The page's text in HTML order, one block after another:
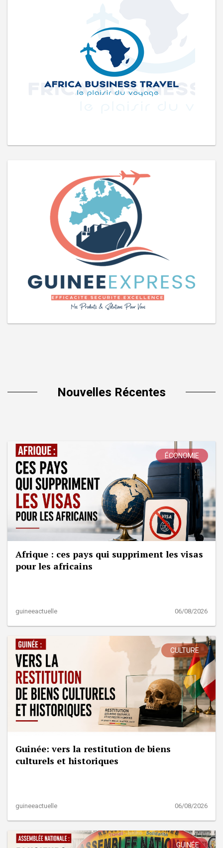
Nouvelles Récentes
ÉCONOMIE
Afrique : ces pays qui suppriment les visas
pour les africains
guineeactuelle 06/08/2026
CULTURE
Guinée: vers la restitution de biens
culturels et historiques
guineeactuelle 06/08/2026
GUINÉE